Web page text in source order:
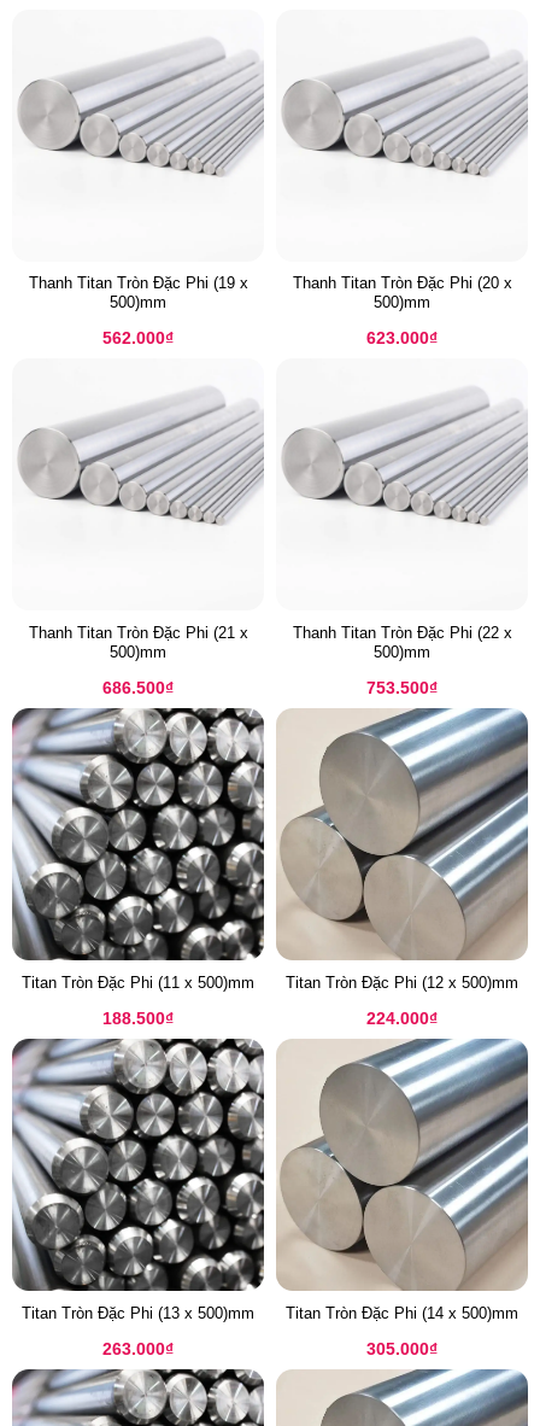
Thanh Titan Tròn Đặc Phi (19 x
500)mm
562.000₫
Thanh Titan Tròn Đặc Phi (20 x
500)mm
623.000₫
Thanh Titan Tròn Đặc Phi (21 x
500)mm
686.500₫
Thanh Titan Tròn Đặc Phi (22 x
500)mm
753.500₫
Titan Tròn Đặc Phi (11 x 500)mm
188.500₫
Titan Tròn Đặc Phi (12 x 500)mm
224.000₫
Titan Tròn Đặc Phi (13 x 500)mm
263.000₫
Titan Tròn Đặc Phi (14 x 500)mm
305.000₫